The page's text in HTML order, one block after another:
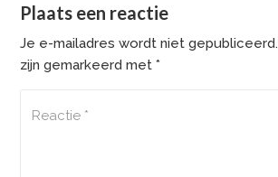
Plaats een reactie
Je e-mailadres wordt niet gepubliceerd.
zijn gemarkeerd met*